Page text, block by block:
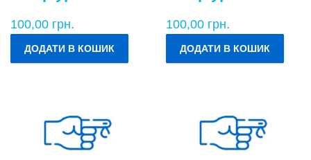
100,00 грн.
ДОДАТИ В КОШИК
100,00 грн.
ДОДАТИ В КОШИК